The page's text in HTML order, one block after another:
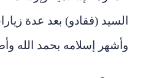
السيد (فقادو) بعد عدة
وأشهر إسلامه بحمد الله